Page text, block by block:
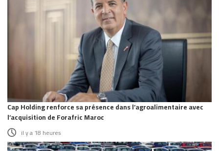
Cap Holding renforce sa présence dans l’agroalimentaire avec
l’acquisition de Forafric Maroc
il y a 18 heures